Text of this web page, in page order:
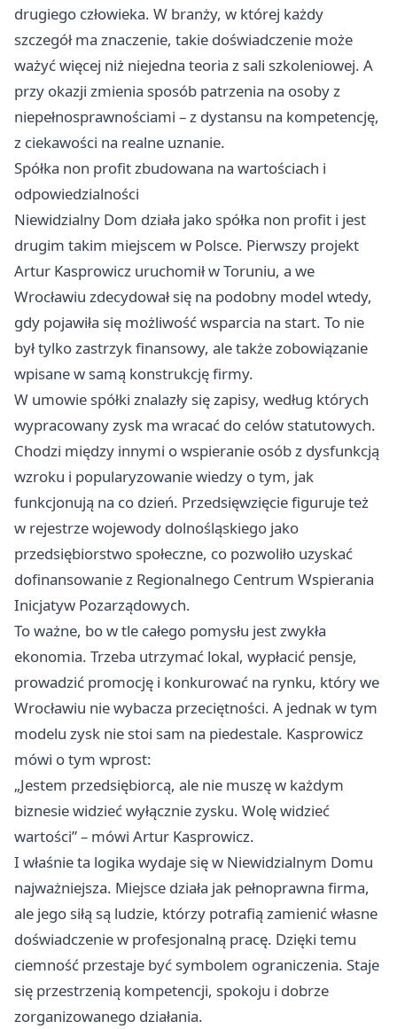
drugiego człowieka. W branży, w której każdy
szczegół ma znaczenie, takie doświadczenie może
ważyć więcej niż niejedna teoria z sali szkoleniowej. A
przy okazji zmienia sposób patrzenia na osoby z
niepełnosprawnościami – z dystansu na kompetencję,
z ciekawości na realne uznanie.
Spółka non profit zbudowana na wartościach i
odpowiedzialności
Niewidzialny Dom działa jako spółka non profit i jest
drugim takim miejscem w Polsce. Pierwszy projekt
Artur Kasprowicz uruchomił wToruniu, a we
Wrocławiu zdecydował się na podobny model wtedy,
gdy pojawiła się możliwość wsparcia na start. To nie
był tylko zastrzyk finansowy, ale także zobowiązanie
wpisane w samą konstrukcję firmy.
W umowie spółki znalazły się zapisy, według których
wypracowany zysk ma wracać do celów statutowych.
Chodzi między innymi o wspieranie osób z dysfunkcją
wzroku i popularyzowanie wiedzy o tym, jak
funkcjonują na co dzień. Przedsięwzięcie figuruje też
w rejestrze wojewody dolnośląskiego jako
przedsiębiorstwo społeczne, co pozwoliło uzyskać
dofinansowanie z Regionalnego Centrum Wspierania
Inicjatyw Pozarządowych.
To ważne, bo w tle całego pomysłu jest zwykła
ekonomia. Trzeba utrzymać lokal, wypłacić pensje,
prowadzić promocję i konkurować na rynku, który we
Wrocławiu nie wybacza przeciętności. A jednak w tym
modelu zysk nie stoi sam na piedestale. Kasprowicz
mówi o tym wprost:
„Jestem przedsiębiorcą, ale nie muszę w każdym
biznesie widzieć wyłącznie zysku. Wolę widzieć
wartości” – mówi Artur Kasprowicz.
I właśnie ta logika wydaje się w Niewidzialnym Domu
najważniejsza. Miejsce działa jak pełnoprawna firma,
ale jego siłą są ludzie, którzy potrafią zamienić własne
doświadczenie w profesjonalną pracę. Dzięki temu
ciemność przestaje być symbolem ograniczenia. Staje
się przestrzenią kompetencji, spokoju i dobrze
zorganizowanego działania.